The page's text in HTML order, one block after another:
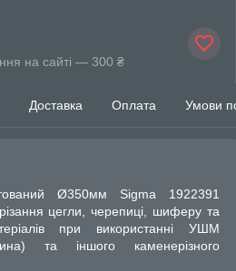
на сайті — 300 ₴
Доставка Оплата Умови
Ø350мм Sigma 1922391
цегли, черепиці, шиферу та
при використанні УШМ
та іншого каменерізного